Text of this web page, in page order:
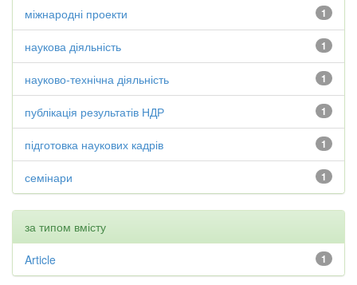
1
міжнародні проекти
1
наукова діяльність
1
науково-технічна діяльність
1
публікація результатів НДР
1
підготовка наукових кадрів
1
семінари
за типом вмісту
1
Article